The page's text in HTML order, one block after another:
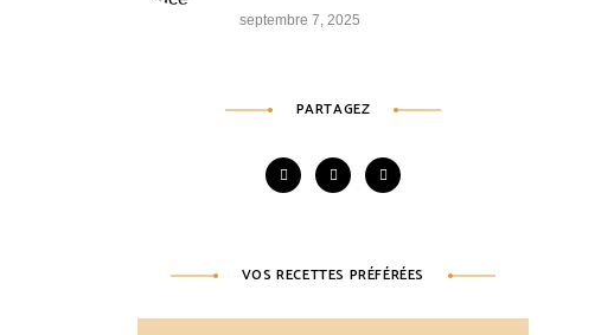
septembre 7, 2025
PARTAGEZ
VOS RECETTES PRÉFÉRÉES